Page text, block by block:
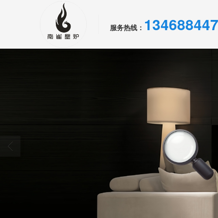
服务热线：